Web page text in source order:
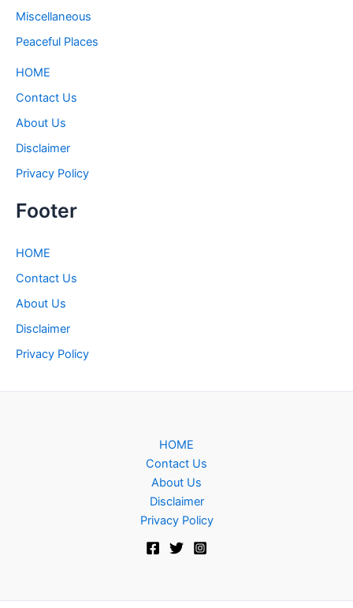
Miscellaneous
Peaceful Places
HOME
Contact Us
About Us
Disclaimer
Privacy Policy
Footer
HOME
Contact Us
About Us
Disclaimer
Privacy Policy
HOME
Contact Us
About Us
Disclaimer
Privacy Policy